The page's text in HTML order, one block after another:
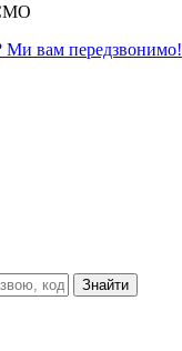
Ми вам передзвонимо!